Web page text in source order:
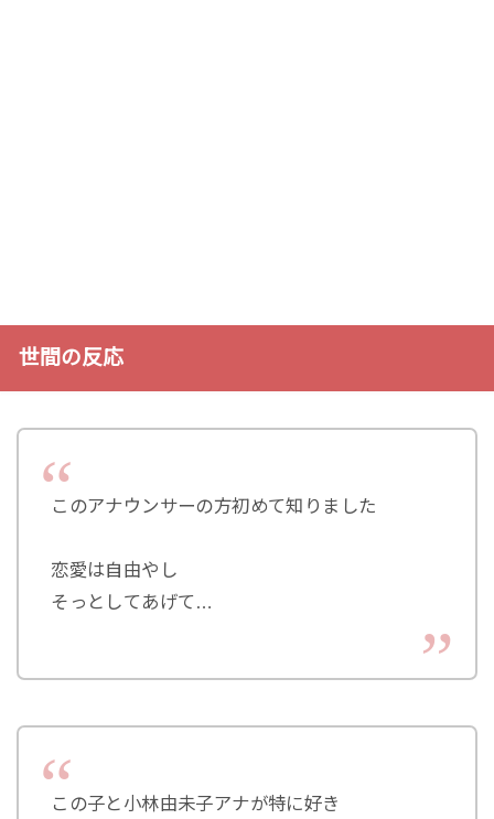
世間の反応
このアナウンサーの方初めて知りました
恋愛は自由やし
そっとしてあげて…
この子と小林由未子アナが特に好き